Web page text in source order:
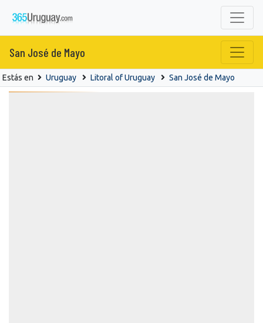
San José de Mayo
Estás en Uruguay Litoral of Uruguay San José de Mayo